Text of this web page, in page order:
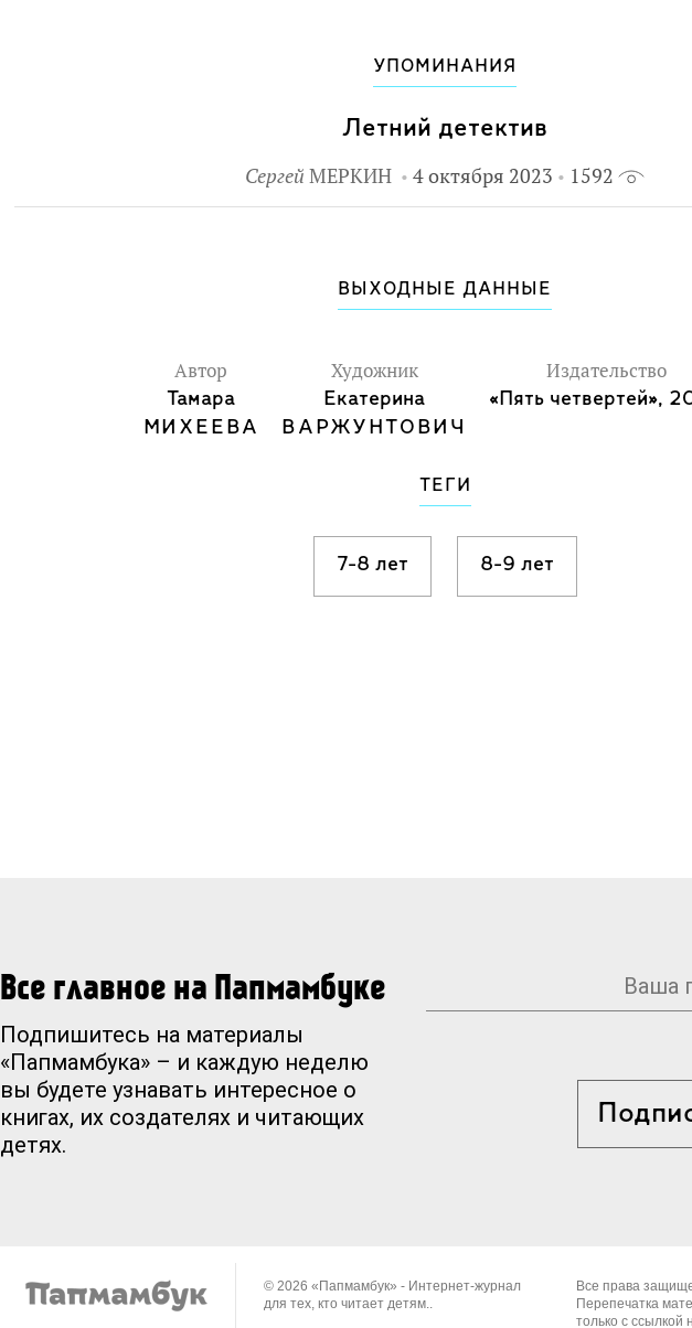
УПОМИНАНИЯ
Летний детектив
Сергей МЕРКИН 4 октября 2023 1592
ВЫХОДНЫЕ ДАННЫЕ
Автор
Тамара
МИХЕЕВА
Художник
Екатерина
ВАРЖУНТОВИЧ
Издательство
«Пять четвертей»,
ТЕГИ
7-8 лет 8-9 лет
Все главное на Папмамбуке
Подпишитесь на материалы
«Папмамбука» – и каждую неделю
вы будете узнавать интересное о
книгах, их создателях и читающих
детях.
© 2026 «Папмамбук» - Интернет-журнал
для тех, кто читает детям..
Все права
Перепечатка
только с ссылкой